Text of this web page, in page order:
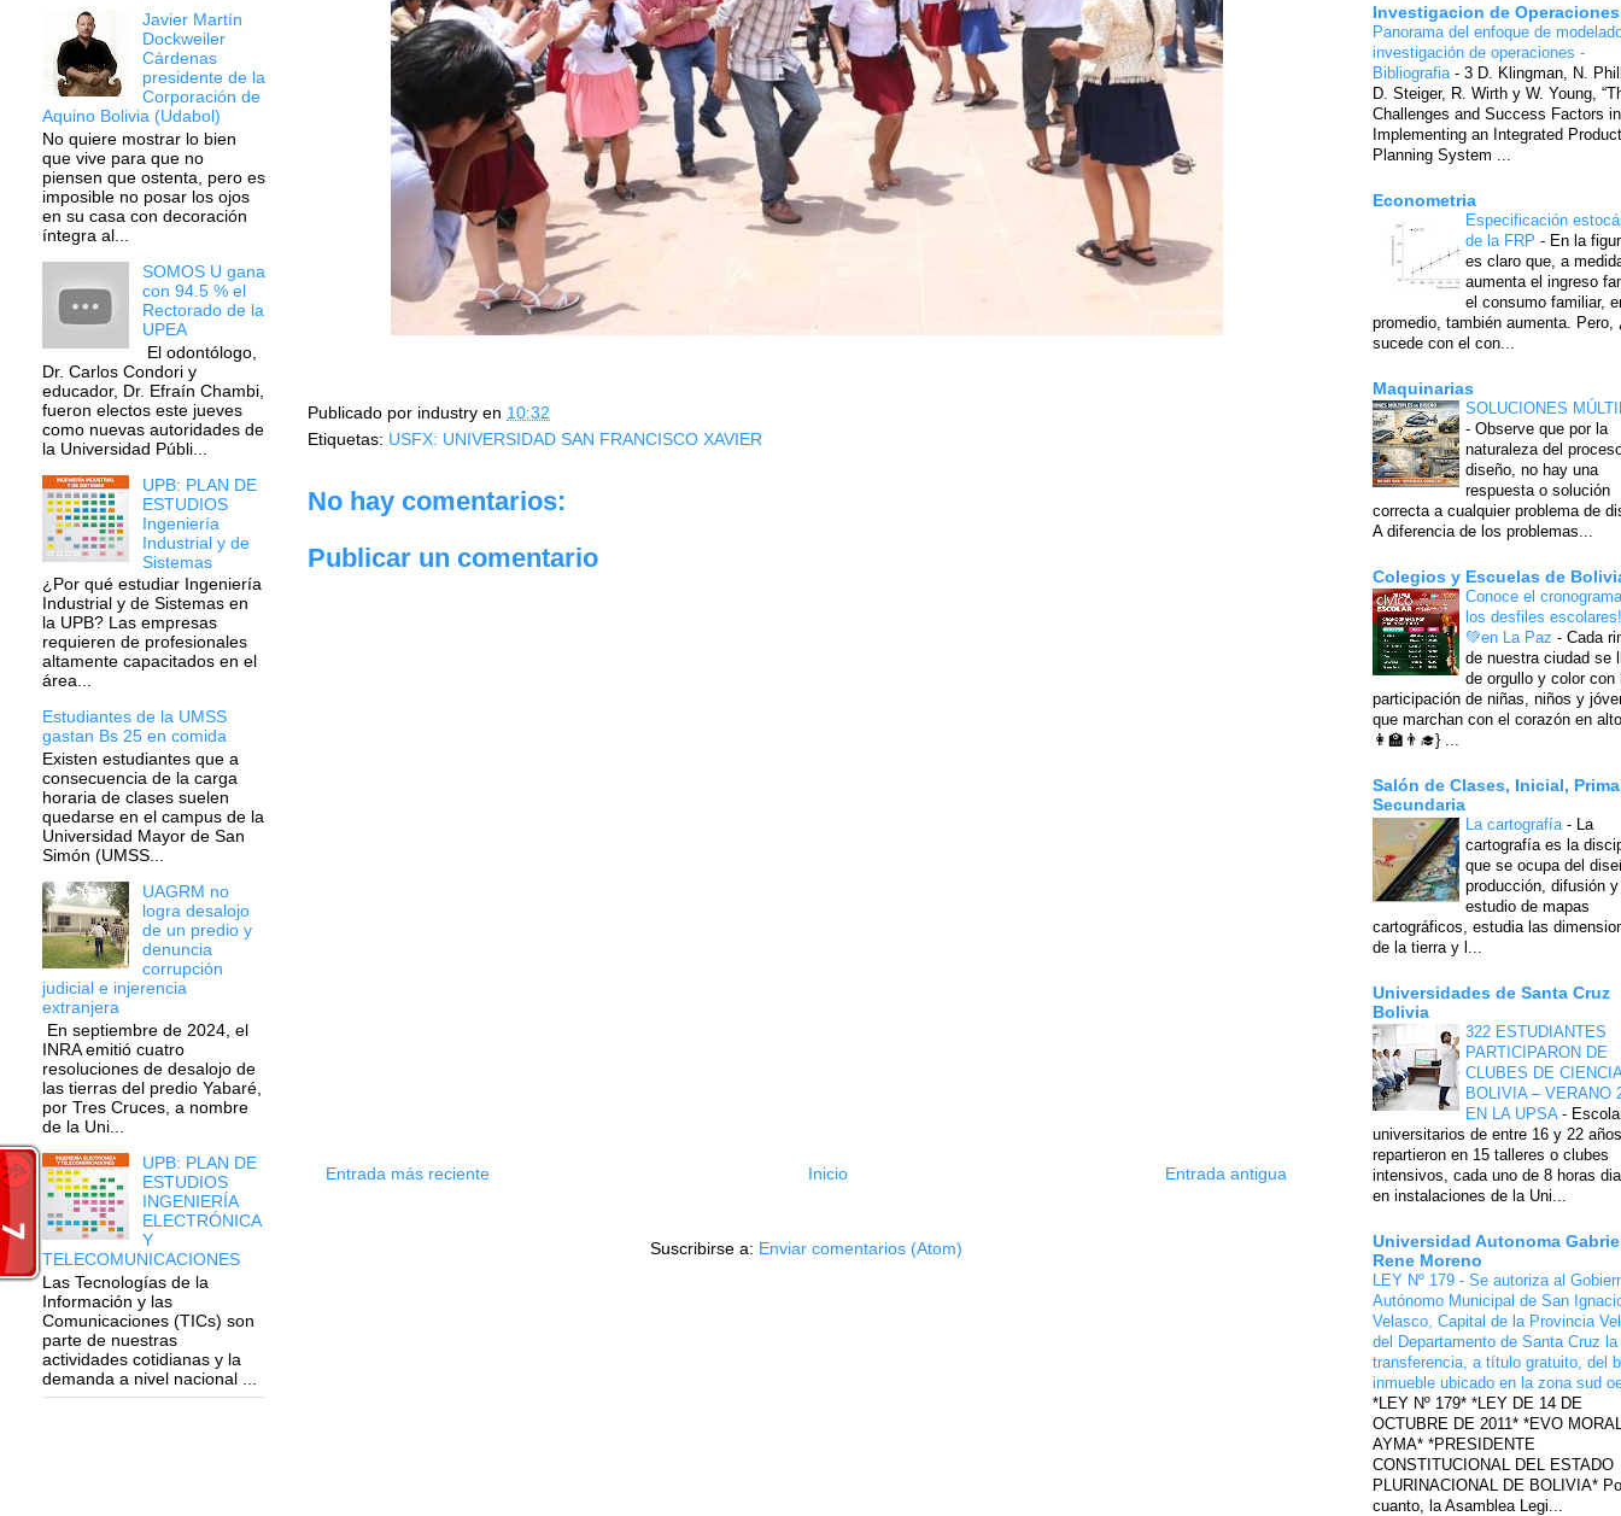
Publicado por industry en 10:32
Etiquetas: USFX: UNIVERSIDAD SAN FRANCISCO XAVIER
No hay comentarios:
Publicar un comentario
Entrada más reciente Entrada antigua
Inicio
Suscribirse a: Enviar comentarios (Atom)
Javier Martín
Dockweiler
Cárdenas
presidente de la
Corporación de
Aquino Bolivia (Udabol)
No quiere mostrar lo bien
que vive para que no
piensen que ostenta, pero es
imposible no posar los ojos
en su casa con decoración
íntegra al...
SOMOS U gana
con 94.5 % el
Rectorado de la
UPEA
El odontólogo,
Dr. Carlos Condori y
educador, Dr. Efraín Chambi,
fueron electos este jueves
como nuevas autoridades de
la Universidad Públi...
UPB: PLAN DE
ESTUDIOS
Ingeniería
Industrial y de
Sistemas
¿Por qué estudiar Ingeniería
Industrial y de Sistemas en
la UPB? Las empresas
requieren de profesionales
altamente capacitados en el
área...
Estudiantes de la UMSS
gastan Bs 25 en comida
Existen estudiantes que a
consecuencia de la carga
horaria de clases suelen
quedarse en el campus de la
Universidad Mayor de San
Simón (UMSS...
UAGRM no
logra desalojo
de un predio y
denuncia
corrupción
judicial e injerencia
extranjera
En septiembre de 2024, el
INRA emitió cuatro
resoluciones de desalojo de
las tierras del predio Yabaré,
por Tres Cruces, a nombre
de la Uni...
UPB: PLAN DE
ESTUDIOS
INGENIERÍA
ELECTRÓNICA
Y
TELECOMUNICACIONES
Las Tecnologías de la
Información y las
Comunicaciones (TICs) son
parte de nuestras
actividades cotidianas y la
demanda a nivel nacional ...
Investigacion de Operaciones
Panorama del enfoque de
investigación de operaciones -
Bibliografia - 3 D. Klingman, N.
D. Steiger, R. Wirth y W. Young,
Challenges and Success Factors in
Implementing an Integrated
Planning System ...
Econometria
Especificación
de la FRP - En la
es claro que, a
aumenta el ingreso
el consumo familiar,
promedio, también aumenta. Pero,
sucede con el con...
Maquinarias
SOLUCIONES
- Observe que por la
naturaleza del
diseño, no hay una
respuesta o solución
correcta a cualquier problema de
A diferencia de los problemas...
Colegios y Escuelas de
Conoce el
los desfiles
💚en La Paz - Cada
de nuestra ciudad se
de orgullo y color con
participación de niñas, niños y
que marchan con el corazón en
👩‍🏫👨‍🎓} ...
Salón de Clases, Inicial,
Secundaria
La cartografía -
La
cartografía es la
que se ocupa del
producción, difusión y
estudio de mapas
cartográficos, estudia las
de la tierra y l...
Universidades de Santa Cruz
Bolivia
322 ESTUDIANTES
PARTICIPARON DE
CLUBES DE CIENCIA
BOLIVIA – VERANO
EN LA UPSA -
universitarios de entre 16 y 22
repartieron en 15 talleres o clubes
intensivos, cada uno de 8 horas
en instalaciones de la Uni...
Universidad Autonoma
Rene Moreno
LEY Nº 179 - Se autoriza al
Autónomo Municipal de San
Velasco, Capital de la Provincia
del Departamento de Santa Cruz la
transferencia, a título gratuito, del
inmueble ubicado en la zona sud
*LEY Nº 179* *LEY DE 14 DE
OCTUBRE DE 2011* *EVO
AYMA* *PRESIDENTE
CONSTITUCIONAL DEL ESTADO
PLURINACIONAL DE BOLIVIA*
cuanto, la Asamblea Legi...